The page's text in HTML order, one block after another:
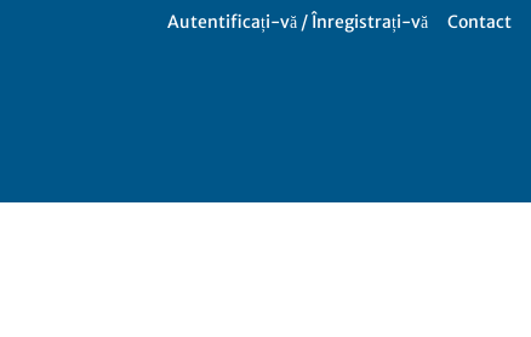
Autentificați-vă / Înregistrați-vă Contact